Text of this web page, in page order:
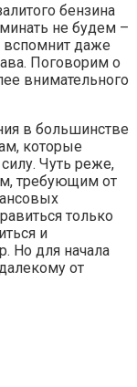
бензина
не будем –
вспомнит даже
Поговорим о
внимательного
в большинстве
которые
Чуть реже,
требующим от
только
и
Но для начала
от